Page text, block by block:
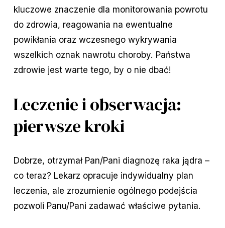
kluczowe znaczenie dla monitorowania powrotu
do zdrowia, reagowania na ewentualne
powikłania oraz wczesnego wykrywania
wszelkich oznak nawrotu choroby. Państwa
zdrowie jest warte tego, by o nie dbać!
Leczenie i obserwacja:
pierwsze kroki
Dobrze, otrzymał Pan/Pani diagnozę raka jądra –
co teraz? Lekarz opracuje indywidualny plan
leczenia, ale zrozumienie ogólnego podejścia
pozwoli Panu/Pani zadawać właściwe pytania.